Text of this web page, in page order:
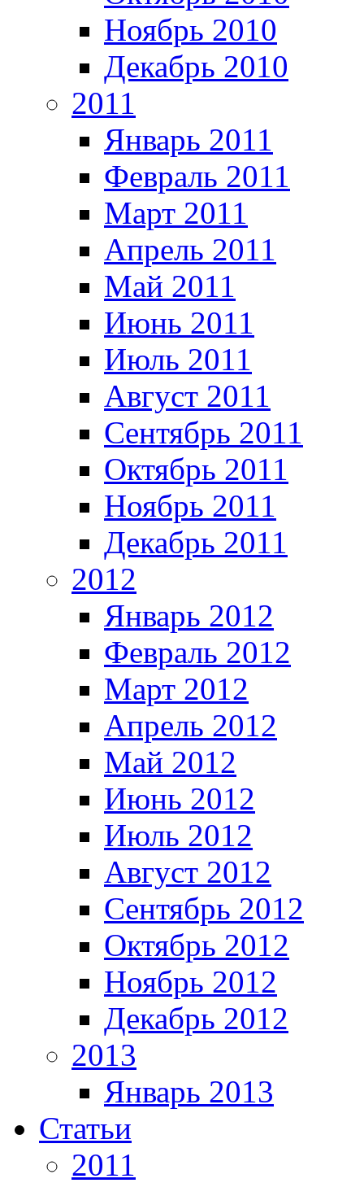
Ноябрь 2010
Декабрь 2010
2011
Январь 2011
Февраль 2011
Март 2011
Апрель 2011
Май 2011
Июнь 2011
Июль 2011
Август 2011
Сентябрь 2011
Октябрь 2011
Ноябрь 2011
Декабрь 2011
2012
Январь 2012
Февраль 2012
Март 2012
Апрель 2012
Май 2012
Июнь 2012
Июль 2012
Август 2012
Сентябрь 2012
Октябрь 2012
Ноябрь 2012
Декабрь 2012
2013
Январь 2013
Статьи
2011